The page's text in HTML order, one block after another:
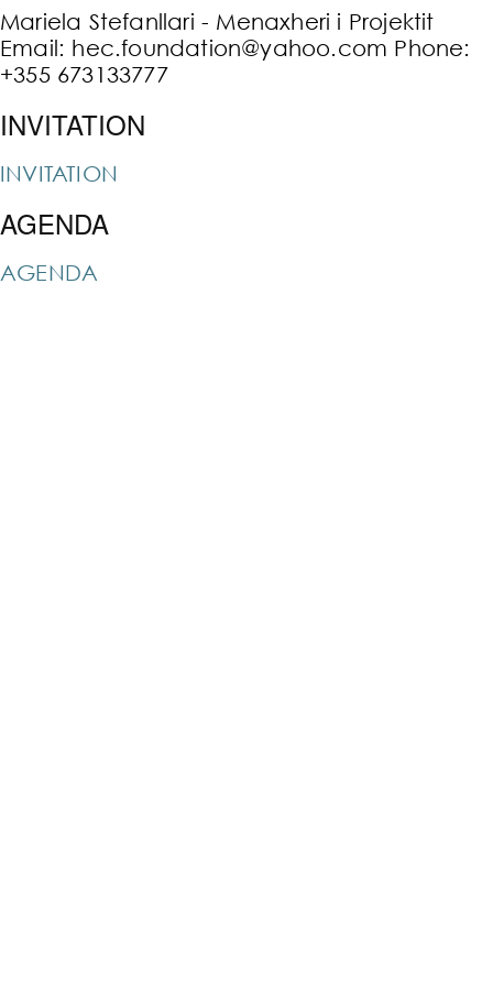
Mariela Stefanllari - Menaxheri i Projektit
Email: hec.foundation@yahoo.com Phone:
+355 673133777
INVITATION
INVITATION
AGENDA
AGENDA